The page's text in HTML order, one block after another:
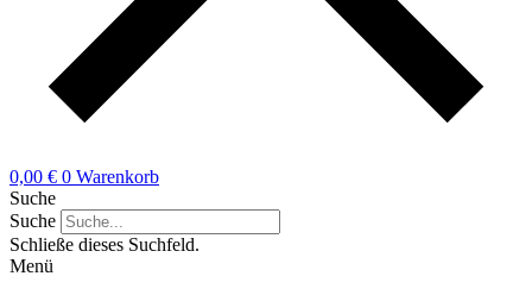
0,00 € 0 Warenkorb
Suche
Suche
Schließe dieses Suchfeld.
Menü